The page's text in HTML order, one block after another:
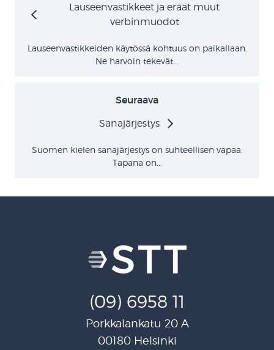
Lauseenvastikkeet ja eräät muut
verbinmuodot
Lauseenvastikkeiden käytössä kohtuus on paikallaan.
Ne harvoin tekevät...
Seuraava
Sanajärjestys
Suomen kielen sanajärjestys on suhteellisen vapaa.
Tapana on...
(09) 6958 11
Porkkalankatu 20 A
00180 Helsinki